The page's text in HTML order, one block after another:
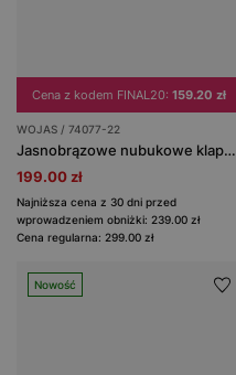
Cena z kodem FINAL20: 159.20 zł
WOJAS / 74077-22
Jasnobrązowe nubukowe klapki na korkowej podeszwie
199.00 zł
Najniższa cena z 30 dni przed
wprowadzeniem obniżki: 239.00 zł
Cena regularna: 299.00 zł
Nowość